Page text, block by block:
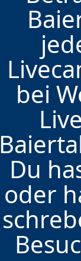
bei
Du
oder